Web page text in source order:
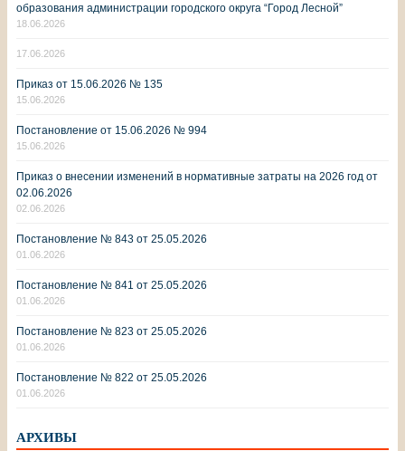
образования администрации городского округа “Город Лесной”
18.06.2026
17.06.2026
Приказ от 15.06.2026 № 135
15.06.2026
Постановление от 15.06.2026 № 994
15.06.2026
Приказ о внесении изменений в нормативные затраты на 2026 год от
02.06.2026
02.06.2026
Постановление № 843 от 25.05.2026
01.06.2026
Постановление № 841 от 25.05.2026
01.06.2026
Постановление № 823 от 25.05.2026
01.06.2026
Постановление № 822 от 25.05.2026
01.06.2026
АРХИВЫ